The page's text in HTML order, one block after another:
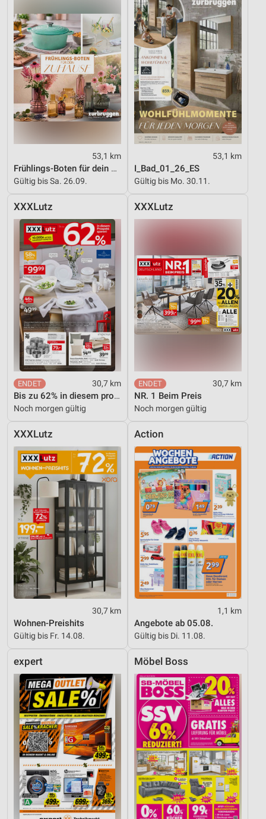
53,1 km
Frühlings-Boten für dein Zuhause
Gültig bis Sa. 26.09.
53,1 km
I_Bad_01_26_ES
Gültig bis Mo. 30.11.
XXXLutz
30,7 km
Bis zu 62% in diesem prospekt
Noch morgen gültig
XXXLutz
30,7 km
NR. 1 Beim Preis
Noch morgen gültig
XXXLutz
30,7 km
Wohnen-Preishits
Gültig bis Fr. 14.08.
Action
1,1 km
Angebote ab 05.08.
Gültig bis Di. 11.08.
expert Möbel Boss